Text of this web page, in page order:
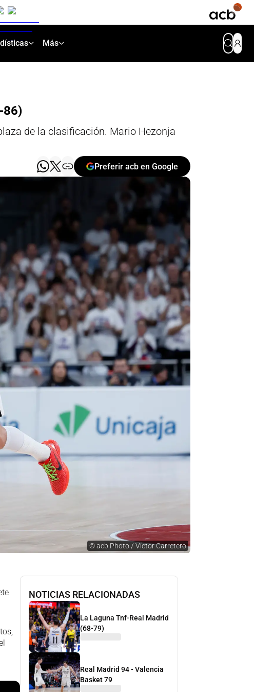
Más
86)
de la clasificación. Mario Hezonja
Preferir acb en Google
©acb Photo / Víctor Carretero
NOTICIAS RELACIONADAS
La Laguna Tnf-Real Madrid
(68-79)
Real Madrid 94 - Valencia
Basket 79